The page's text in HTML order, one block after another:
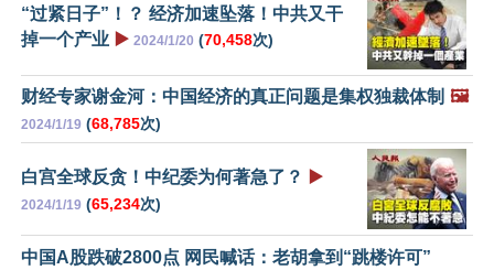
“过紧日子”！？ 经济加速坠落！中共又干
掉一个产业 ▶️ 2024/1/20 (70,458次)
财经专家谢金河：中国经济的真正问题是集权独裁体制 🖼️
2024/1/19 (68,785次)
白宫全球反贪！中纪委为何著急了？ ▶️
2024/1/19 (65,234次)
中国A股跌破2800点 网民喊话：老胡拿到“跳楼许可”